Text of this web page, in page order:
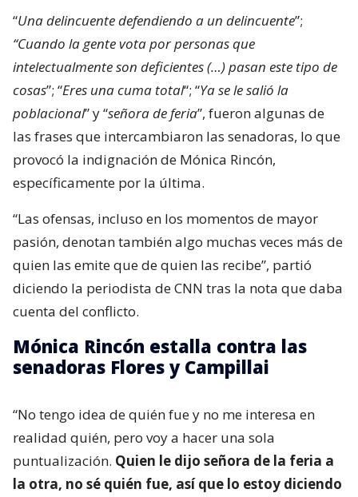
“Una delincuente defendiendo a un delincuente”;
“Cuando la gente vota por personas que
intelectualmente son deficientes (…) pasan este tipo de
cosas”; “Eres una cuma total“; “Ya se le salió la
poblacional” y “señora de feria”, fueron algunas de
las frases que intercambiaron las senadoras, lo que
provocó la indignación de Mónica Rincón,
específicamente por la última.
“Las ofensas, incluso en los momentos de mayor
pasión, denotan también algo muchas veces más de
quien las emite que de quien las recibe”, partió
diciendo la periodista de CNN tras la nota que daba
cuenta del conflicto.
Mónica Rincón estalla contra las
senadoras Flores y Campillai
“No tengo idea de quién fue y no me interesa en
realidad quién, pero voy a hacer una sola
puntualización. Quien le dijo señora de la feria a
la otra, no sé quién fue, así que lo estoy diciendo